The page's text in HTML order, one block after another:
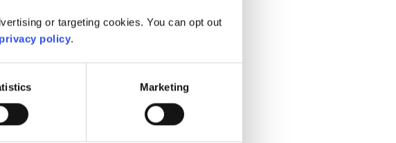
or targeting cookies. You can opt out
privacy policy.
Marketing
gestalten
viele andere vertiefende Inhalte vor und nach